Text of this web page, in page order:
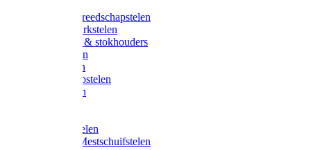
Overige gereedschapstelen
Bezem-/Harkstelen
Handvaten & stokhouders
Hamerstelen
Spadestelen
Graanschopstelen
Schopstelen
Gardena stelen
Sneeuw- /Mestschuifstelen